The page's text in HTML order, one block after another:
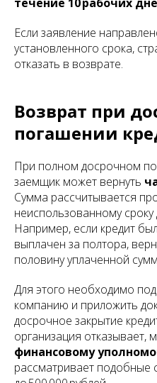
Если заявление
установленного срока,
отказать в возврате.
Возврат при
погашении
При полном досрочном
заемщик может вернуть
Сумма рассчитывается
неиспользованному сроку
Например, если кредит
выплачен за полтора,
половину уплаченной
Для этого необходимо
компанию и приложить
досрочное закрытие
организация отказывает,
финансовому
рассматривает подобные